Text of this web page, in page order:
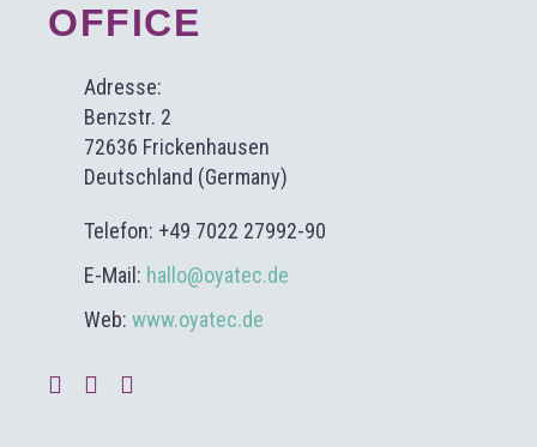
OFFICE
Adresse:
Benzstr. 2
72636 Frickenhausen
Deutschland (Germany)
Telefon: +49 7022 27992-90
E-Mail: hallo@oyatec.de
Web: www.oyatec.de